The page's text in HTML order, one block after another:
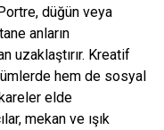
düğün veya
anların
uzaklaştırır. Kreatif
hem de sosyal
elde
mekan ve ışık